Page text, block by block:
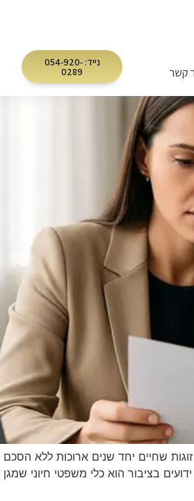
קשר
נייד: 054-920-
0289
שחיים יחד שנים ארוכות ללא הסכם
בציבור הוא כלי משפטי חיוני שמגן